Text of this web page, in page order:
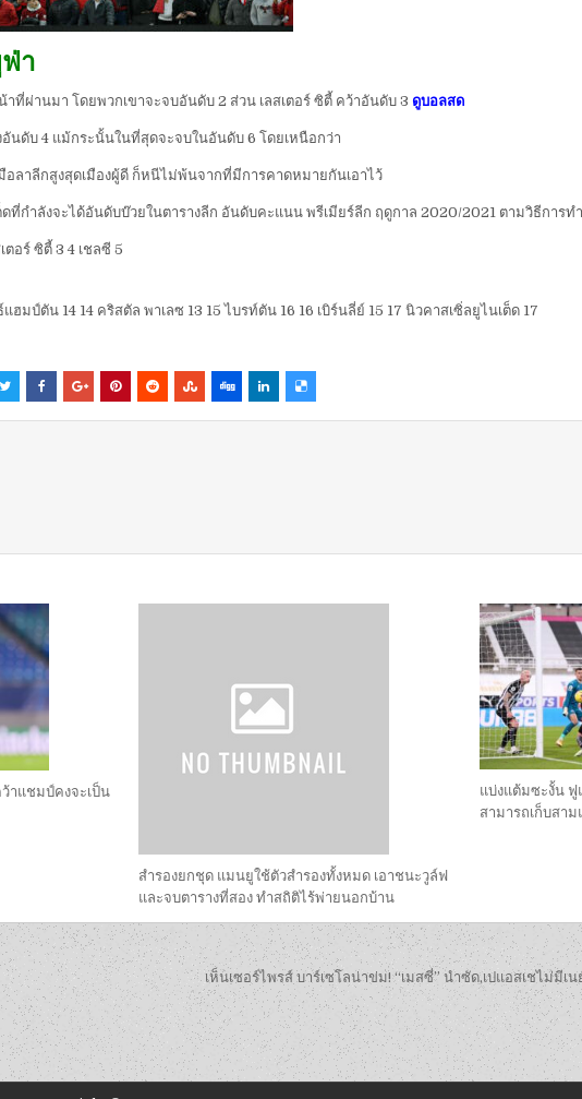
า
ที่ผ่านมา โดยพวกเขาจะจบอันดับ 2 ส่วน เลสเตอร์ ซิตี้ คว้าอันดับ 3 ดูบอลสด
นดับ 4 แม้กระนั้นในที่สุดจะจบในอันดับ 6 โดยเหนือกว่า
ลาลีกสูงสุดเมืองผู้ดี ก็หนีไม่พ้นจากที่มีการคาดหมายกันเอาไว้
ที่กำลังจะได้อันดับบ๊วยในตารางลีก อันดับคะแนน พรีเมียร์ลีก ฤดูกาล 2020/2021 ตามวิธีการท
อร์ ซิตี้ 3 4 เชลซี 5
มป์ตัน 14 14 คริสตัล พาเลซ 13 15 ไบรท์ตัน 16 16 เบิร์นลี่ย์ 15 17 นิวคาสเซิ่ลยูไนเต็ด 17
าแชมป์คงจะเป็น
สำรองยกชุด แมนยูใช้ตัวสำรองทั้งหมด เอาชนะวูล์ฟ
และจบตารางที่สอง ทำสถิติไร้พ่ายนอกบ้าน
แบ่งแต้มซะงั้น
สามารถเก็บสา
เห็นเซอร์ไพรส์ บาร์เซโลน่าข่ม! “เมสซี่” นำซัด,เปแอสเชไม่มีเ